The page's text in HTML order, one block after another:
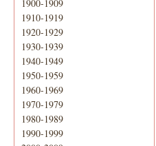
1900-1909
1910-1919
1920-1929
1930-1939
1940-1949
1950-1959
1960-1969
1970-1979
1980-1989
1990-1999